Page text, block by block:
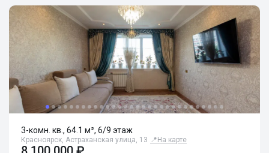
3-комн. кв., 64.1 м², 6/9 этаж
Красноярск, Астраханская улица, 13 📍 На карте